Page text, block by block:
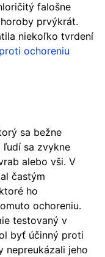
falošne
prvýkrát.
niekoľko tvrdení
proti ochoreniu
sa bežne
ľudí sa zvykne
alebo vši. V
častým
ho
ochoreniu.
testovaný v
byť účinný proti
nepreukázali jeho